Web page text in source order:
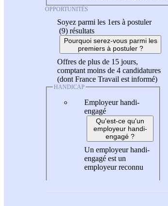
OPPORTUNITÉS
Soyez parmi les 1ers à postuler
(9) résultats
Pourquoi serez-vous parmi les
premiers à postuler ?
Offres de plus de 15 jours,
comptant moins de 4 candidatures
(dont France Travail est informé)
HANDICAP
Employeur handi-
engagé
Qu'est-ce qu'un
employeur handi-
engagé ?
Un employeur handi-
engagé est un
employeur reconnu